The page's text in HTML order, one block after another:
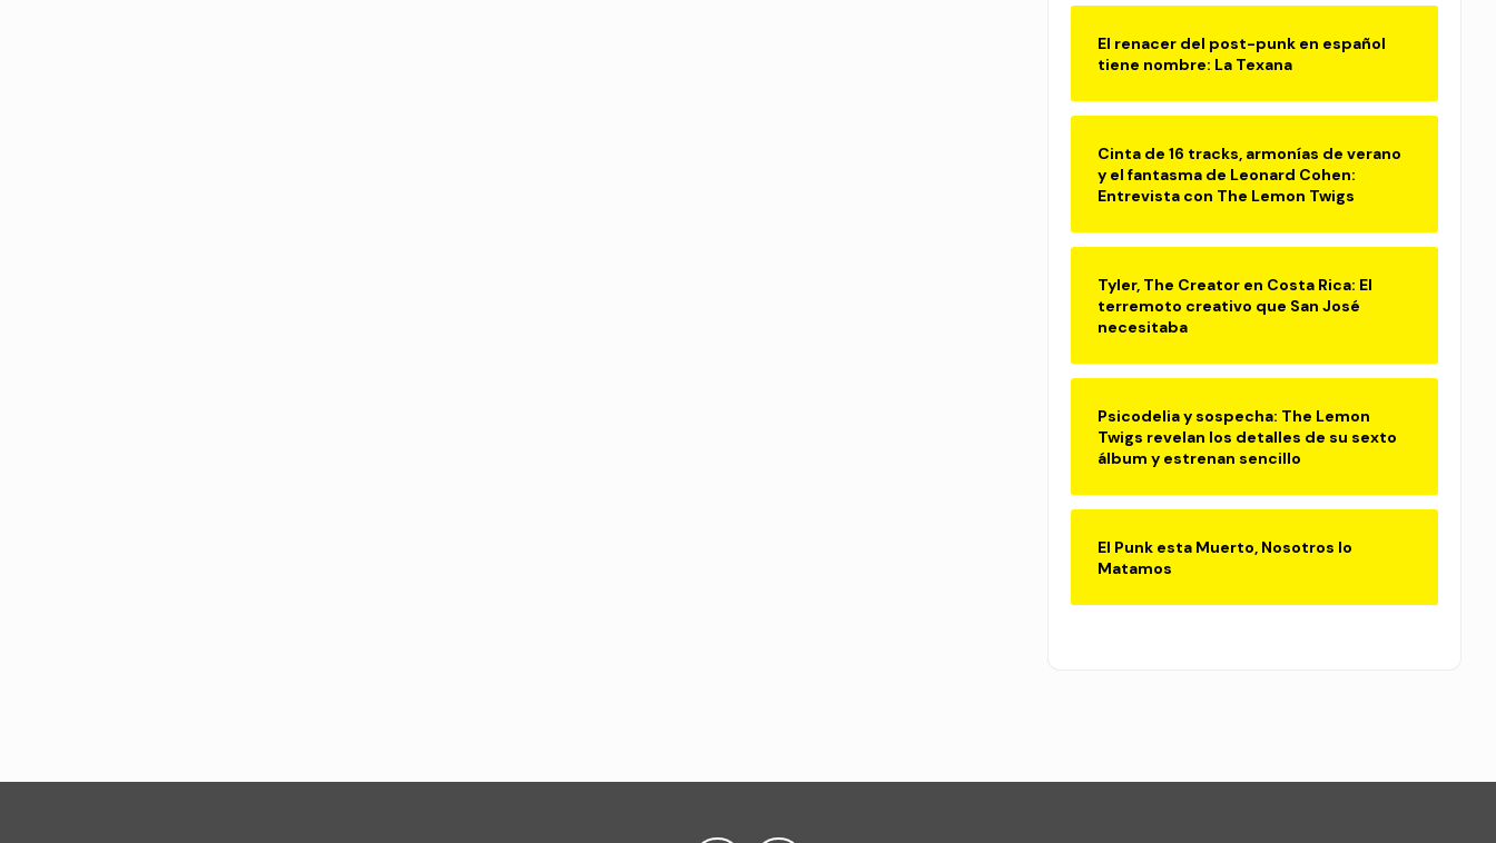
El renacer del post-punk en español
tiene nombre: La Texana
Cinta de 16 tracks, armonías de verano
y el fantasma de Leonard Cohen:
Entrevista con The Lemon Twigs
Tyler, The Creator en Costa Rica: El
terremoto creativo que San José
necesitaba
Psicodelia y sospecha: The Lemon
Twigs revelan los detalles de su sexto
álbum y estrenan sencillo
El Punk esta Muerto, Nosotros lo
Matamos